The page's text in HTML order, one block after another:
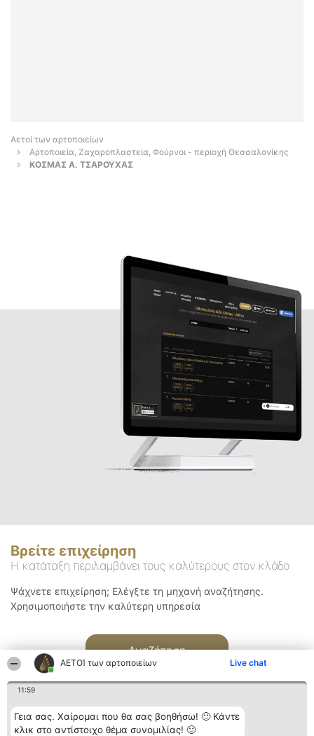
ΑΕΤΟΊ των αρτοποιείων Live chat
11:59
Γεια σας. Χαίρομαι που θα σας βοηθήσω! 🙂 Κάντε
κλικ στο αντίστοιχο θέμα συνομιλίας! 🙂
Αετοί των αρτοποιείων
Αρτοποιεία, Ζαχαροπλαστεία, Φούρνοι - περιοχή Θεσσαλονίκης
ΚΟΣΜΑΣ Α. ΤΣΑΡΟΥΧΑΣ
Βρείτε επιχείρηση
Η κατάταξη περιλαμβάνει τους καλύτερους στον κλάδο
Ψάχνετε επιχείρηση; Ελέγξτε τη μηχανή αναζήτησης.
Χρησιμοποιήστε την καλύτερη υπηρεσία
Αναζήτηση